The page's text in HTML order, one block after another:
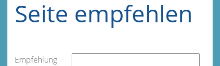
Seite empfehlen
Empfehlung